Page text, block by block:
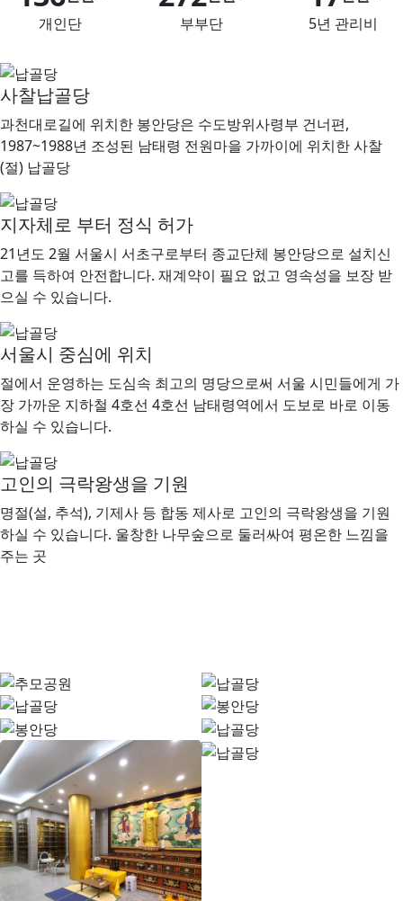
개인단
부부단
5년 관리비
사찰납골당
과천대로길에 위치한 봉안당은 수도방위사령부 건너편,
1987~1988년 조성된 남태령 전원마을 가까이에 위치한 사찰
(절) 납골당
지자체로 부터 정식 허가
21년도 2월 서울시 서초구로부터 종교단체 봉안당으로 설치신
고를 득하여 안전합니다. 재계약이 필요 없고 영속성을 보장 받
으실 수 있습니다.
서울시 중심에 위치
절에서 운영하는 도심속 최고의 명당으로써 서울 시민들에게 가
장 가까운 지하철 4호선 4호선 남태령역에서 도보로 바로 이동
하실 수 있습니다.
고인의 극락왕생을 기원
명절(설, 추석), 기제사 등 합동 제사로 고인의 극락왕생을 기원
하실 수 있습니다. 울창한 나무숲으로 둘러싸여 평온한 느낌을
주는 곳